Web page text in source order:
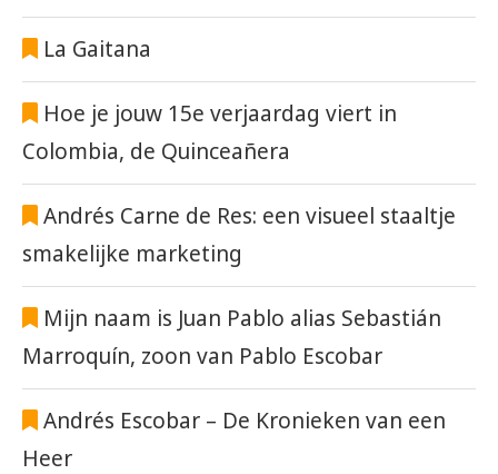
La Gaitana
Hoe je jouw 15e verjaardag viert in
Colombia, de Quinceañera
Andrés Carne de Res: een visueel staaltje
smakelijke marketing
Mijn naam is Juan Pablo alias Sebastián
Marroquín, zoon van Pablo Escobar
Andrés Escobar – De Kronieken van een
Heer